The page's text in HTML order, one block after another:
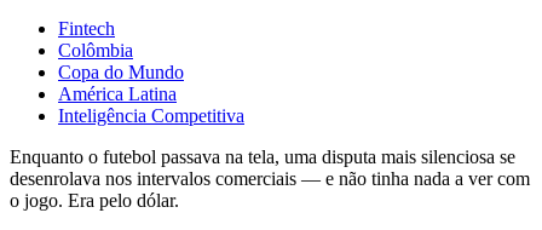
Fintech
Colômbia
Copa do Mundo
América Latina
Inteligência Competitiva
Enquanto o futebol passava na tela, uma disputa mais silenciosa se
desenrolava nos intervalos comerciais — e não tinha nada a ver com
o jogo. Era pelo dólar.